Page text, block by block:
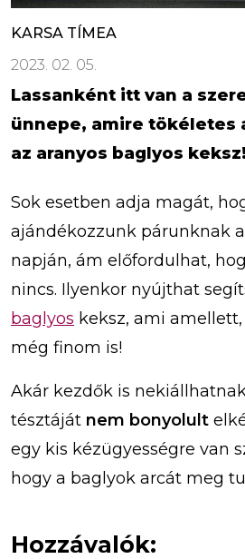
KARSA TÍMEA
2023. 02. 05.
Lassanként itt van a
ünnepe, amire tökéletes
az aranyos baglyos keksz!
Sok esetben adja magát,
ajándékozzunk párunknak
napján, ám előfordulhat,
nincs. Ilyenkor nyújthat
baglyos keksz, ami
még finom is!
Akár kezdők is
tésztáját nem bonyolult
egy kis kézügyességre van
hogy a baglyok arcát meg
Hozzávalók: